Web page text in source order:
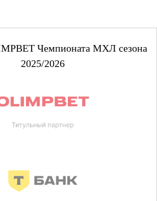
Чемпионата МХЛ сезона
2025/2026